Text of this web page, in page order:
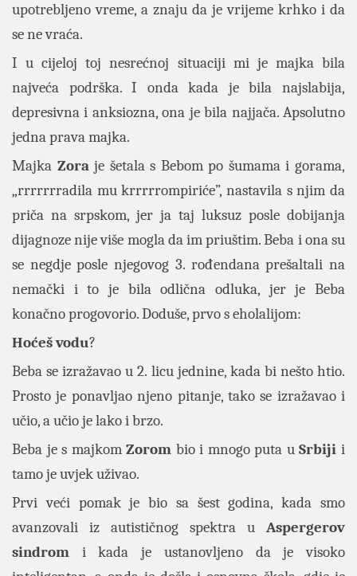
upotrebljeno vreme, a znaju da je vrijeme krhko i da
se ne vraća.
I u cijeloj toj nesrećnoj situaciji mi je majka bila
najveća podrška. I onda kada je bila najslabija,
depresivna i anksiozna, ona je bila najjača. Apsolutno
jedna prava majka.
Majka Zoraje šetala s Bebom po šumama i gorama,
„rrrrrrradila mu krrrrrompiriće”, nastavila s njim da
priča na srpskom, jer ja taj luksuz posle dobijanja
dijagnoze nije više mogla da im priuštim. Beba i ona su
se negdje posle njegovog 3. rođendana prešaltali na
nemački i to je bila odlična odluka, jer je Beba
konačno progovorio. Doduše, prvo s eholalijom:
Hoćeš vodu?
Beba se izražavao u 2. licu jednine, kada bi nešto htio.
Prosto je ponavljao njeno pitanje, tako se izražavao i
učio, a učio je lako i brzo.
Beba je s majkomZorom bio i mnogo puta uSrbijii
tamo je uvjek uživao.
Prvi veći pomak je bio sa šest godina, kada smo
avanzovali iz autističnog spektra u Aspergerov
sindrom i kada je ustanovljeno da je visoko